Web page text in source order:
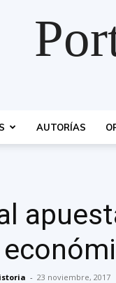
AUTORÍAS
- 23 noviembre, 2017